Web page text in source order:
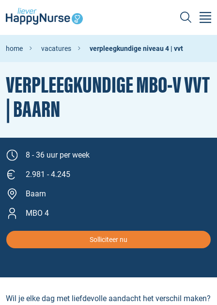
home vacatures verpleegkundige niveau 4 | vvt
VERPLEEGKUNDIGE MBO‑V VVT
| BAARN
8 - 36 uur per week
2.981 - 4.245
Baarn
MBO 4
Solliciteer nu
Wil je elke dag met liefdevolle aandacht het verschil maken?